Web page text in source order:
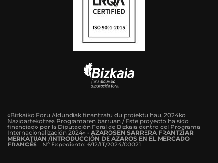
«Bizkaiko Foru Aldundiak finantzatu du proiektu hau, 2024ko
Nazioartekotzea Programaren barruan / Este proyecto ha sido
financiado por la Diputación Foral de Bizkaia dentro del Programa
Internacionalización 2024» - AZAROSEN SARRERA FRANTZIAR
MERKATUAN /INTRODUCCIÓN DE AZAROS EN EL MERCADO
FRANCÉS - Nº Expediente: 6/12/IT/2024/00021